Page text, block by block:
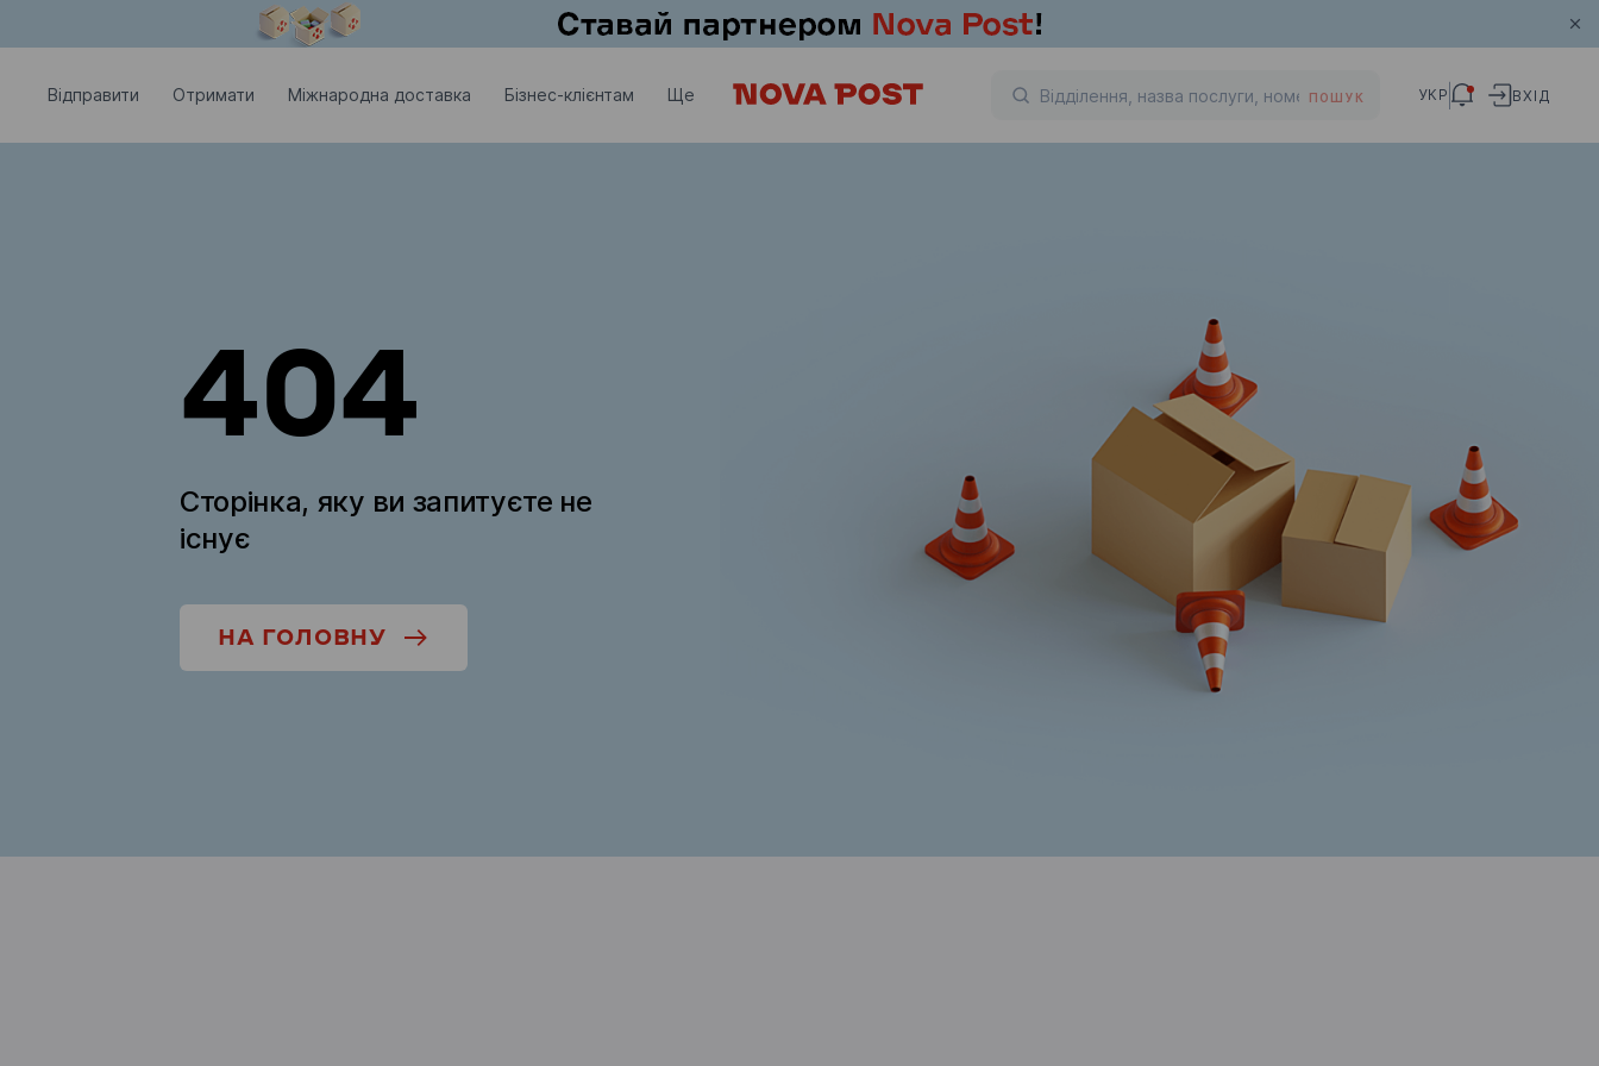
Відправити Отримати Міжнародна доставка Бізнес-клієнтам Ще ПОШУК УКР ВХІД
404
Сторінка, яку ви запитуєте не
існує
НА ГОЛОВНУ